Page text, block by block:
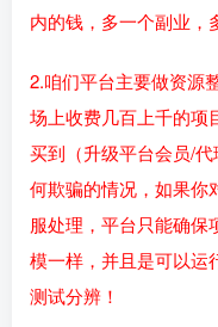
内的钱，多一个副业，
2.咱们平台主要做资源
场上收费几百上千的项
买到（升级平台会员/
何欺骗的情况，如果你
服处理，平台只能确保
模一样，并且是可以运
测试分辨！